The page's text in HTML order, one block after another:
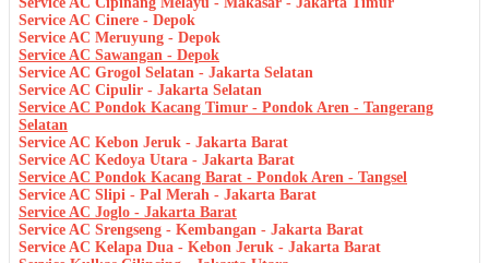
Service AC Cinere - Depok
Service AC Meruyung - Depok
Service AC Sawangan - Depok
Service AC Grogol Selatan - Jakarta Selatan
Service AC Cipulir - Jakarta Selatan
Service AC Pondok Kacang Timur - Pondok Aren - Tangerang
Selatan
Service AC Kebon Jeruk - Jakarta Barat
Service AC Kedoya Utara - Jakarta Barat
Service AC Pondok Kacang Barat - Pondok Aren - Tangsel
Service AC Slipi - Pal Merah - Jakarta Barat
Service AC Joglo - Jakarta Barat
Service AC Srengseng - Kembangan - Jakarta Barat
Service AC Kelapa Dua - Kebon Jeruk - Jakarta Barat